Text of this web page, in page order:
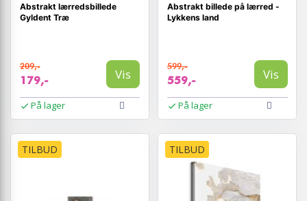
Abstrakt lærredsbillede
Gyldent Træ
209,-
179,- Vis
På lager
Abstrakt billede på lærred -
Lykkens land
599,-
559,- Vis
På lager
TILBUD TILBUD